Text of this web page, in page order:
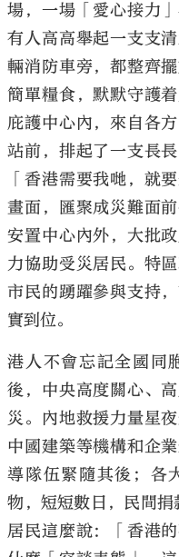
場，一場「愛心接力
有人高高舉起一支支
輛消防車旁，都整齊
簡單糧食，默默守護
庇護中心內，來自各
站前，排起了一支長
「香港需要我哋，就
畫面，匯聚成災難面
安置中心內外，大批
力協助受災居民。特
市民的踴躍參與支持
實到位。
港人不會忘記全國同
後，中央高度關心、
災。內地救援力量星
中國建築等機構和企
導隊伍緊隨其後；各
物，短短數日，民間
居民這麼說：「香港